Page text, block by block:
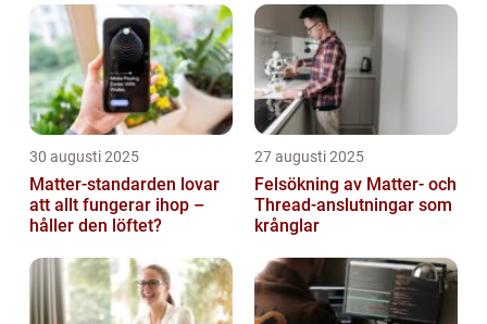
30 augusti 2025
Matter-standarden lovar
att allt fungerar ihop –
håller den löftet?
27 augusti 2025
Felsökning av Matter‑ och
Thread‑anslutningar som
krånglar